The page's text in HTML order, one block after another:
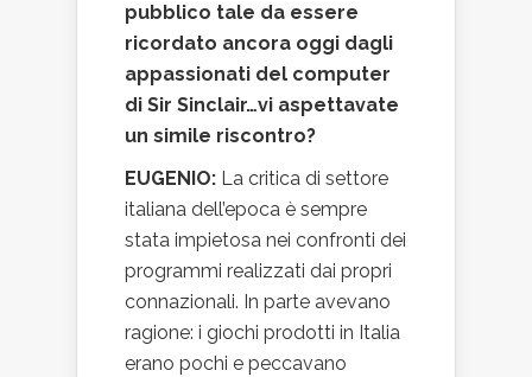
pubblico tale da essere
ricordato ancora oggi dagli
appassionati del computer
di Sir Sinclair…vi aspettavate
un simile riscontro?
EUGENIO: La critica di settore
italiana dell’epoca è sempre
stata impietosa nei confronti dei
programmi realizzati dai propri
connazionali. In parte avevano
ragione: i giochi prodotti in Italia
erano pochi e peccavano